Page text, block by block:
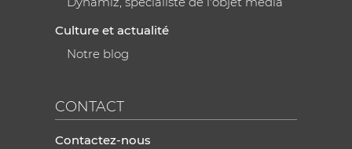
Culture et actualité
Notre blog
CONTACT
Contactez-nous